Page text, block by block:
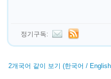
정기구독:
2개국어 같이 보기 (한국어 /